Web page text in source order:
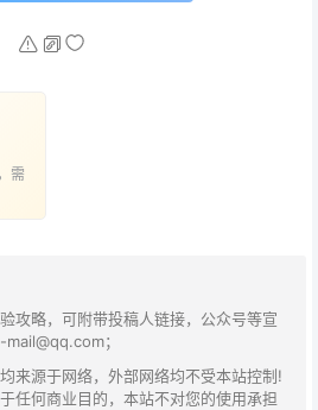
需
攻略，可附带投稿人链接，公众号等宣
；
来源于网络，外部网络均不受本站控制!
任何商业目的，本站不对您的使用承担